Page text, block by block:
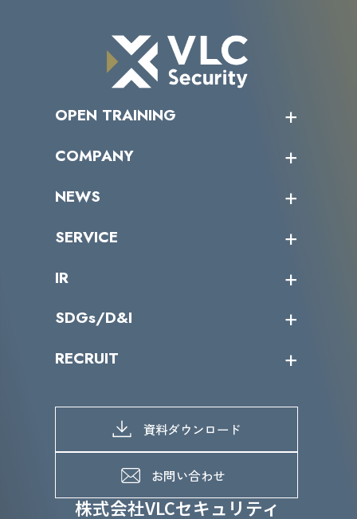
株式会社VLCセキュリティ
OPEN TRAINING
受講者の声
COMPANY
トップメッセージ
ミッション／ビジョン
パートナー企業一覧
NEWS
サイバーニュース
SERVICE
カテゴリー別サービス一覧
IR
IRカレンダー
IRライブラリー
よくあるご質問
SDGs/D&I
当グループのマテリアリティ
SDGs推進体制
D&Iの取り組み
RECRUIT
募集職種一覧
メッセージ
メンバーインタビュー
資料ダウンロード
お問い合わせ